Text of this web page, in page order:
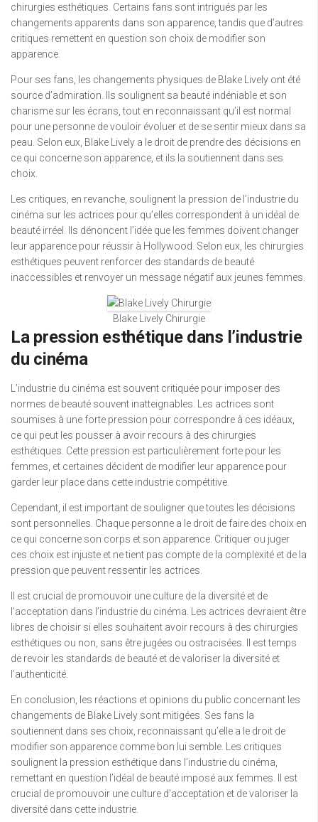
chirurgies esthétiques. Certains fans sont intrigués par les
changements apparents dans son apparence, tandis que d’autres
critiques remettent en question son choix de modifier son
apparence.
Pour ses fans, les changements physiques de Blake Lively ont été
source d’admiration. Ils soulignent sa beauté indéniable et son
charisme sur les écrans, tout en reconnaissant qu’il est normal
pour une personne de vouloir évoluer et de se sentir mieux dans sa
peau. Selon eux, Blake Lively a le droit de prendre des décisions en
ce qui concerne son apparence, et ils la soutiennent dans ses
choix.
Les critiques, en revanche, soulignent la pression de l’industrie du
cinéma sur les actrices pour qu’elles correspondent à un idéal de
beauté irréel. Ils dénoncent l’idée que les femmes doivent changer
leur apparence pour réussir à Hollywood. Selon eux, les chirurgies
esthétiques peuvent renforcer des standards de beauté
inaccessibles et renvoyer un message négatif aux jeunes femmes.
Blake Lively Chirurgie
La pression esthétique dans l’industrie
du cinéma
L’industrie du cinéma est souvent critiquée pour imposer des
normes de beauté souvent inatteignables. Les actrices sont
soumises à une forte pression pour correspondre à ces idéaux,
ce qui peut les pousser à avoir recours à des chirurgies
esthétiques. Cette pression est particulièrement forte pour les
femmes, et certaines décident de modifier leur apparence pour
garder leur place dans cette industrie compétitive.
Cependant, il est important de souligner que toutes les décisions
sont personnelles. Chaque personne a le droit de faire des choix en
ce qui concerne son corps et son apparence. Critiquer ou juger
ces choix est injuste et ne tient pas compte de la complexité et de la
pression que peuvent ressentir les actrices.
Il est crucial de promouvoir une culture de la diversité et de
l’acceptation dans l’industrie du cinéma. Les actrices devraient être
libres de choisir si elles souhaitent avoir recours à des chirurgies
esthétiques ou non, sans être jugées ou ostracisées. Il est temps
de revoir les standards de beauté et de valoriser la diversité et
l’authenticité.
En conclusion, les réactions et opinions du public concernant les
changements de Blake Lively sont mitigées. Ses fans la
soutiennent dans ses choix, reconnaissant qu’elle a le droit de
modifier son apparence comme bon lui semble. Les critiques
soulignent la pression esthétique dans l’industrie du cinéma,
remettant en question l’idéal de beauté imposé aux femmes. Il est
crucial de promouvoir une culture d’acceptation et de valoriser la
diversité dans cette industrie.